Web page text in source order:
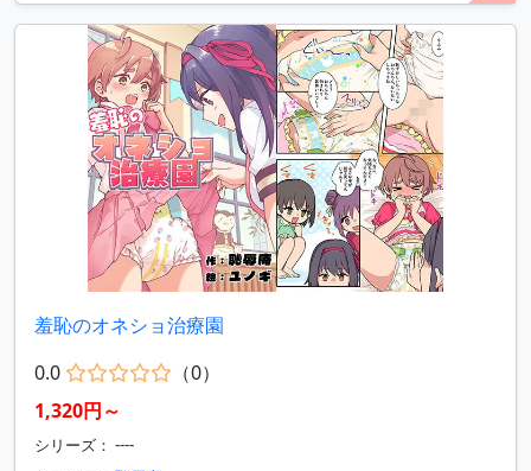
羞恥のオネショ治療園
0.0
（0）
1,320円～
シリーズ： ----